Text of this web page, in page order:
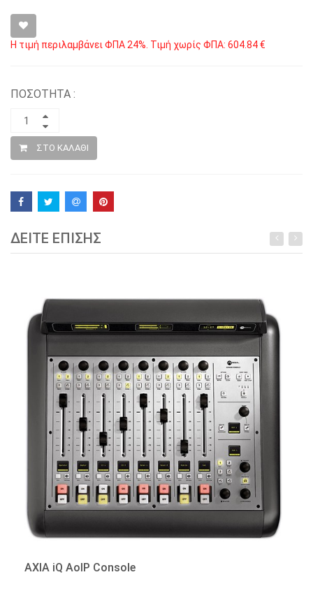
Η τιμή περιλαμβάνει ΦΠΑ 24%. Τιμή χωρίς ΦΠΑ: 604.84 €
ΠΟΣΟΤΗΤΑ :
ΣΤΟ ΚΑΛΑΘΙ
ΔΕΙΤΕ ΕΠΙΣΗΣ
AXIA iQ AoIP Console